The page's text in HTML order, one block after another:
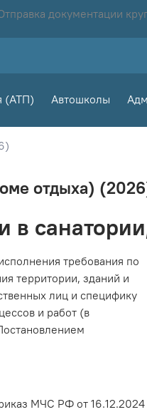
документации
(АТП) Автошколы
отдыха)
в
требования по
территории, зданий и
лиц и специфику
и работ (в
МЧС РФ от 16.12.2024